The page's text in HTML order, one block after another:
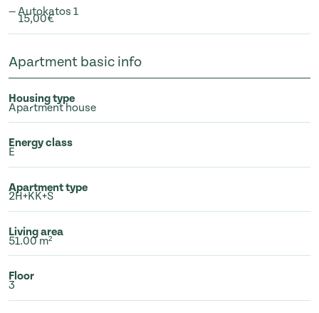
— Autokatos 1
15,00€
Apartment basic info
Housing type
Apartment house
Energy class
E
Apartment type
2H+KK+S
Living area
51.00 m²
Floor
3